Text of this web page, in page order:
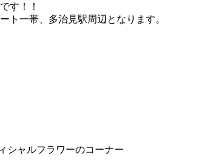
す！！
一帯、多治見駅周辺となります。
シャルフラワーのコーナー